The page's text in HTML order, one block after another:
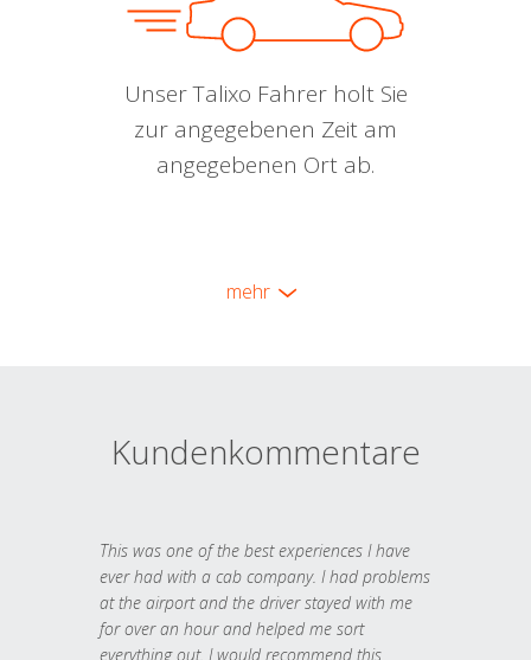
Unser Talixo Fahrer holt Sie
zur angegebenen Zeit am
angegebenen Ort ab.
mehr
Kundenkommentare
This was one of the best experiences I have
ever had with a cab company. I had problems
at the airport and the driver stayed with me
for over an hour and helped me sort
everything out. I would recommend this